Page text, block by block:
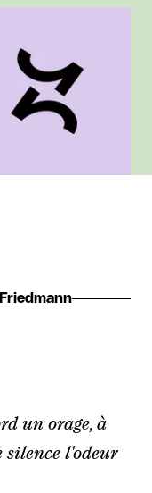
un orage, à
silence l'odeur